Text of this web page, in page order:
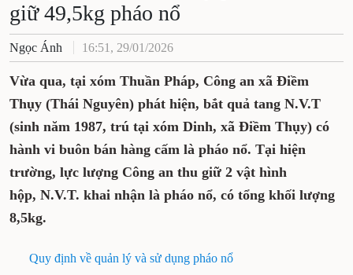
giữ 49,5kg pháo nổ
Ngọc Ánh 16:51, 29/01/2026
Vừa qua, tại xóm Thuần Pháp, Công an xã Điềm
Thụy (Thái Nguyên) phát hiện, bắt quả tang N.V.T
(sinh năm 1987, trú tại xóm Dinh, xã Điềm Thụy) có
hành vi buôn bán hàng cấm là pháo nổ. Tại hiện
trường, lực lượng Công an thu giữ 2 vật hình
hộp, N.V.T. khai nhận là pháo nổ, có tổng khối lượng
8,5kg.
Quy định về quản lý và sử dụng pháo nổ